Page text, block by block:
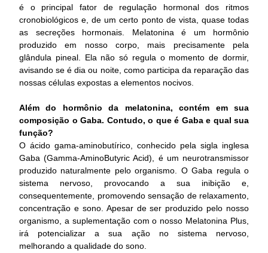
é o principal fator de regulação hormonal dos ritmos
cronobiológicos e, de um certo ponto de vista, quase todas
as secreções hormonais. Melatonina é um hormônio
produzido em nosso corpo, mais precisamente pela
glândula pineal. Ela não só regula o momento de dormir,
avisando se é dia ou noite, como participa da reparação das
nossas células expostas a elementos nocivos.
Além do hormônio da melatonina, contém em sua
composição o Gaba. Contudo, o que é Gaba e qual sua
função?
O ácido gama-aminobutírico, conhecido pela sigla inglesa
Gaba (Gamma-AminoButyric Acid), é um neurotransmissor
produzido naturalmente pelo organismo. O Gaba regula o
sistema nervoso, provocando a sua inibição e,
consequentemente, promovendo sensação de relaxamento,
concentração e sono. Apesar de ser produzido pelo nosso
organismo, a suplementação com o nosso Melatonina Plus,
irá potencializar a sua ação no sistema nervoso,
melhorando a qualidade do sono.